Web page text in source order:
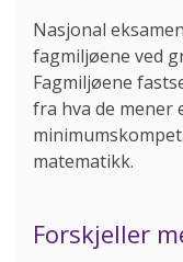
Nasjonal
fagmiljøene ved
Fagmiljøene
fra hva de mener
matematikk.
Forskjeller